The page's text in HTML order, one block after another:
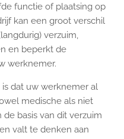
functie of plaatsing op
kan een groot verschil
verzuim,
en beperkt de
werknemer.
dat uw werknemer al
medische als niet
basis van dit verzuim
valt te denken aan